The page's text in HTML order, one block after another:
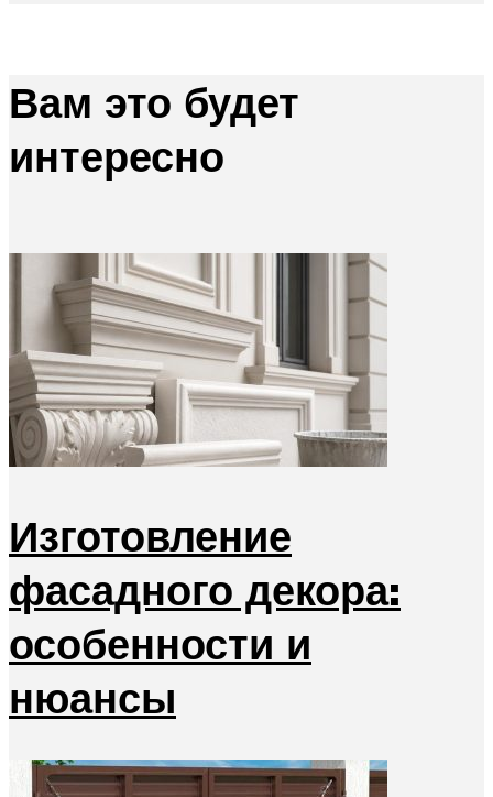
Вам это будет
интересно
Изготовление
фасадного декора:
особенности и
нюансы